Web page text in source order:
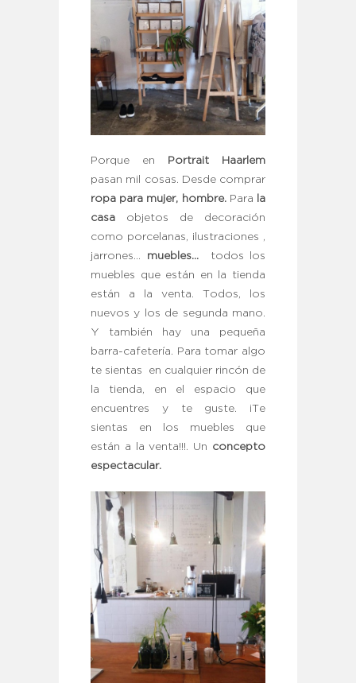
Porque en
Portrait Haarlem
pasan mil cosas. Desde comprar
ropa para mujer, hombre.Para
la
casa objetos de decoración
como porcelanas, ilustraciones ,
jarrones…
muebles…
todos los
muebles que están en la tienda
están a la venta. Todos, los
nuevos y los de segunda mano.
Y también hay una pequeña
barra-cafetería. Para tomar algo
te sientas en cualquier rincón de
la tienda, en el espacio que
encuentres y te guste. ¡Te
sientas en los muebles que
están a la venta!!!. Un
concepto
espectacular.